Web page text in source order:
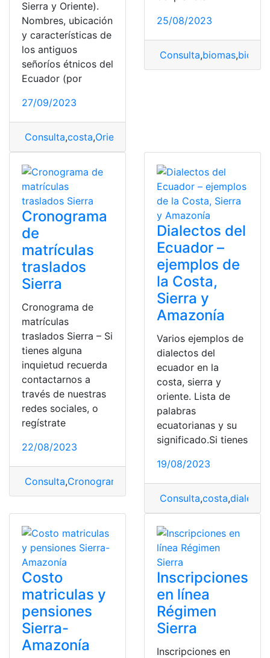
Sierra y Oriente).
Nombres, ubicación
y características de
los antiguos
señoríos étnicos del
Ecuador (por
27/09/2023
Consulta,costa,Oriente
25/08/2023
Consulta,biomas,
Cronograma
de
matrículas
traslados
Sierra
Cronograma de
matrículas
traslados Sierra – Si
tienes alguna
inquietud recuerda
contactarnos a
través de nuestras
redes sociales, o
regístrate
22/08/2023
Consulta,Cronograma Cronograma de matrículas,
Dialectos del
Ecuador –
ejemplos de
la Costa,
Sierra y
Amazonía
Varios ejemplos de
dialectos del
ecuador en la
costa, sierra y
oriente. Lista de
palabras
ecuatorianas y su
significado.Si tienes
19/08/2023
Consulta,costa,
Costo
matriculas y
pensiones
Sierra-
Amazonía
Inscripciones
en línea
Régimen
Sierra
Inscripciones en